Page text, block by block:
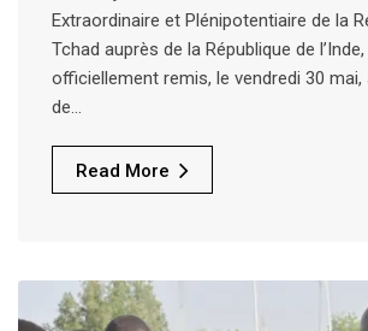
Extraordinaire et Plénipotentiaire de la
Tchad auprès de la République de
officiellement remis, le vendredi 30
de…
Read More